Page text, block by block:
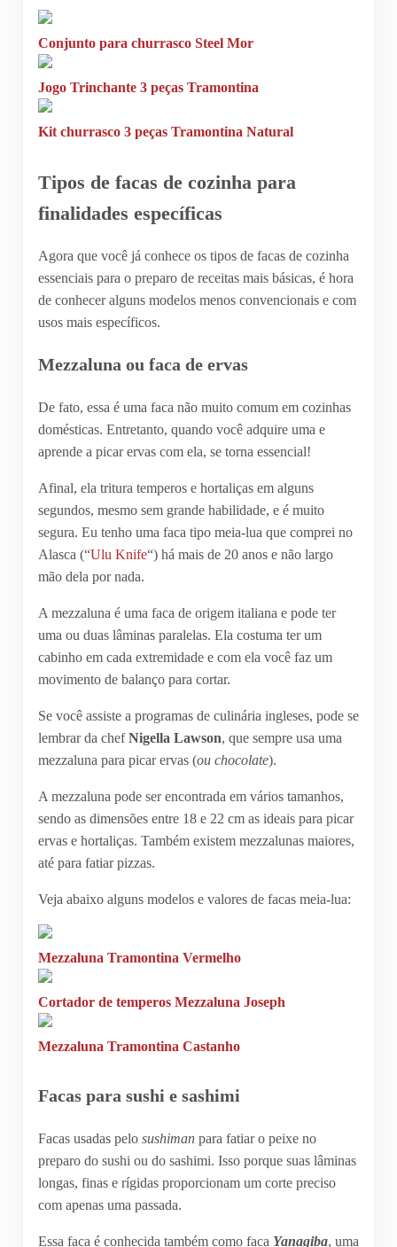
Conjunto para churrasco Steel Mor
Jogo Trinchante 3 peças Tramontina
Kit churrasco 3 peças Tramontina Natural
Tipos de facas de cozinha para
finalidades específicas
Agora que você já conhece os tipos de facas de cozinha
essenciais para o preparo de receitas mais básicas, é hora
de conhecer alguns modelos menos convencionais e com
usos mais específicos.
Mezzaluna ou faca de ervas
De fato, essa é uma faca não muito comum em cozinhas
domésticas. Entretanto, quando você adquire uma e
aprende a picar ervas com ela, se torna essencial!
Afinal, ela tritura temperos e hortaliças em alguns
segundos, mesmo sem grande habilidade, e é muito
segura. Eu tenho uma faca tipo meia-lua que comprei no
Alasca (“Ulu Knife“) há mais de 20 anos e não largo
mão dela por nada.
A mezzaluna é uma faca de origem italiana e pode ter
uma ou duas lâminas paralelas. Ela costuma ter um
cabinho em cada extremidade e com ela você faz um
movimento de balanço para cortar.
Se você assiste a programas de culinária ingleses, pode se
lembrar da chefNigella Lawson, que sempre usa uma
mezzaluna para picar ervas (ou chocolate).
A mezzaluna pode ser encontrada em vários tamanhos,
sendo as dimensões entre 18 e 22 cm as ideais para picar
ervas e hortaliças. Também existem mezzalunas maiores,
até para fatiar pizzas.
Veja abaixo alguns modelos e valores de facas meia-lua:
Mezzaluna Tramontina Vermelho
Cortador de temperos Mezzaluna Joseph
Mezzaluna Tramontina Castanho
Facas para sushi e sashimi
Facas usadas pelo sushimanpara fatiar o peixe no
preparo do sushi ou do sashimi. Isso porque suas lâminas
longas, finas e rígidas proporcionam um corte preciso
com apenas uma passada.
Essa faca é conhecida também como faca Yanagiba, uma